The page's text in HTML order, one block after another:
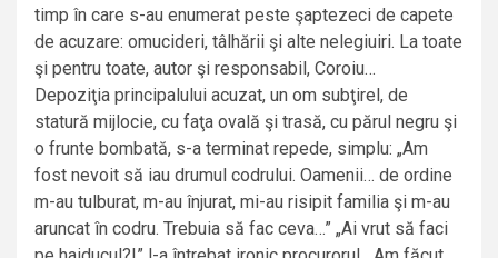
timp în care s-au enumerat peste şaptezeci de capete
de acuzare: omucideri, tâlhării şi alte nelegiuiri. La toate
şi pentru toate, autor şi responsabil, Coroiu…
Depoziţia principalului acuzat, un om subţirel, de
statură mijlocie, cu faţa ovală şi trasă, cu părul negru şi
o frunte bombată, s-a terminat repede, simplu: „Am
fost nevoit să iau drumul codrului. Oamenii… de ordine
m-au tulburat, m-au înjurat, mi-au risipit familia şi m-au
aruncat în codru. Trebuia să fac ceva…” „Ai vrut să faci